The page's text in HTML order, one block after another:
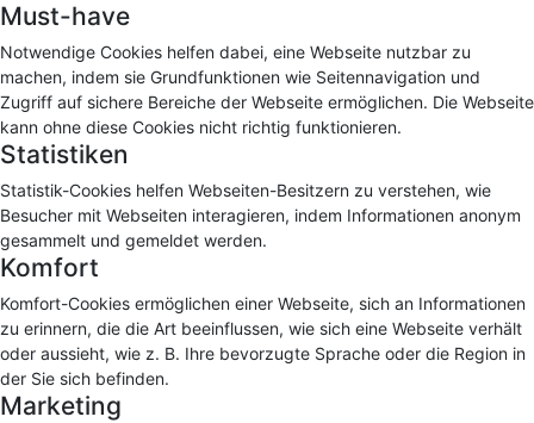
Must-have
Notwendige Cookies helfen dabei, eine Webseite nutzbar zu
machen, indem sie Grundfunktionen wie Seitennavigation und
Zugriff auf sichere Bereiche der Webseite ermöglichen. Die Webseite
kann ohne diese Cookies nicht richtig funktionieren.
Statistiken
Statistik-Cookies helfen Webseiten-Besitzern zu verstehen, wie
Besucher mit Webseiten interagieren, indem Informationen anonym
gesammelt und gemeldet werden.
Komfort
Komfort-Cookies ermöglichen einer Webseite, sich an Informationen
zu erinnern, die die Art beeinflussen, wie sich eine Webseite verhält
oder aussieht, wie z. B. Ihre bevorzugte Sprache oder die Region in
der Sie sich befinden.
Marketing